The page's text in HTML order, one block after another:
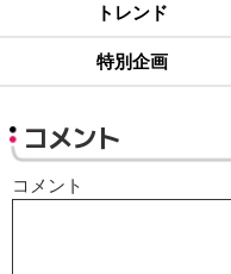
トレンド
特別企画
コメント
コメント